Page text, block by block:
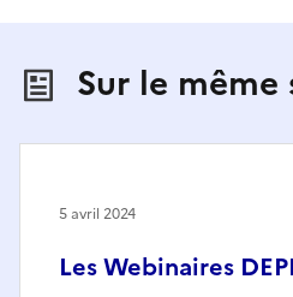
Sur le même
Les Webinaires
5 avril 2024